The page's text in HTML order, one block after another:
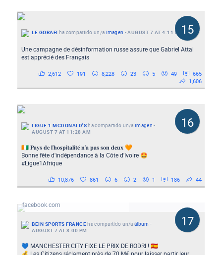
15
LE GORAFI ha compartido un/a Imagen -AUGUST 7 AT 4:11 PM
Une campagne de désinformation russe assure que Gabriel Attal
est apprécié des Français
2,612 191 8,228 23 5 49
665
1,606
16
LIGUE 1 MCDONALD'Sha compartido un/a Imagen -
AUGUST 7 AT 11:28 AM
🇨🇮 𝐏𝐚𝐲𝐬 𝐝𝐞 𝐥'𝐡𝐨𝐬𝐩𝐢𝐭𝐚𝐥𝐢𝐭𝐞́ 𝐧'𝐚 𝐩𝐚𝐬 𝐬𝐨𝐧 𝐝𝐞𝐮𝐱 🧡
Bonne fête d'indépendance à la Côte d'Ivoire 🤩
#Ligue1Afrique
10,876 861 6 2 1 186 44
facebook.com
17
BEIN SPORTS FRANCEha compartido un/a álbum -
AUGUST 7 AT 8:00 PM
💙 MANCHESTER CITY FIXE LE PRIX DE RODRI ! 🇪🇸